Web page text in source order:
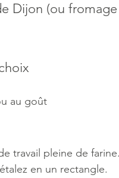
Dijon (ou
au goût
travail pleine de farine.
en un rectangle.